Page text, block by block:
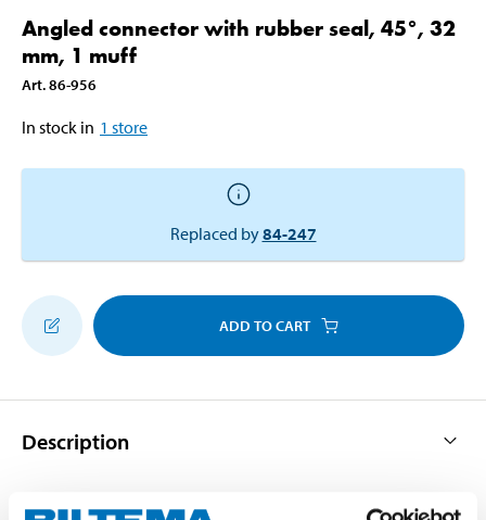
Angled connector with rubber seal, 45°, 32
mm, 1 muff
Art.86-956
In stock in 1 store
Replaced by84-247
ADD TO CART
Description